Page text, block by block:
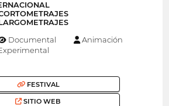
Documental
Animación
FESTIVAL
SITIO WEB